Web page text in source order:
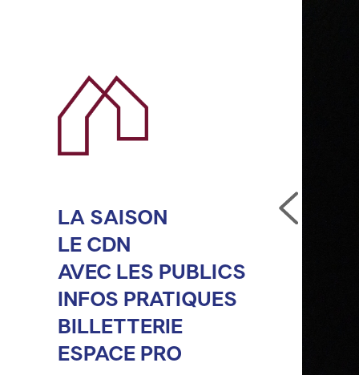
LA SAISON
LE CDN
AVEC LES PUBLICS
INFOS PRATIQUES
BILLETTERIE
ESPACE PRO